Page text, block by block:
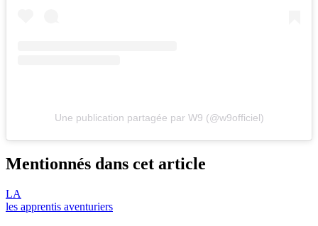
Une publication partagée par W9 (@w9officiel)
Mentionnés dans cet article
LA
les apprentis aventuriers